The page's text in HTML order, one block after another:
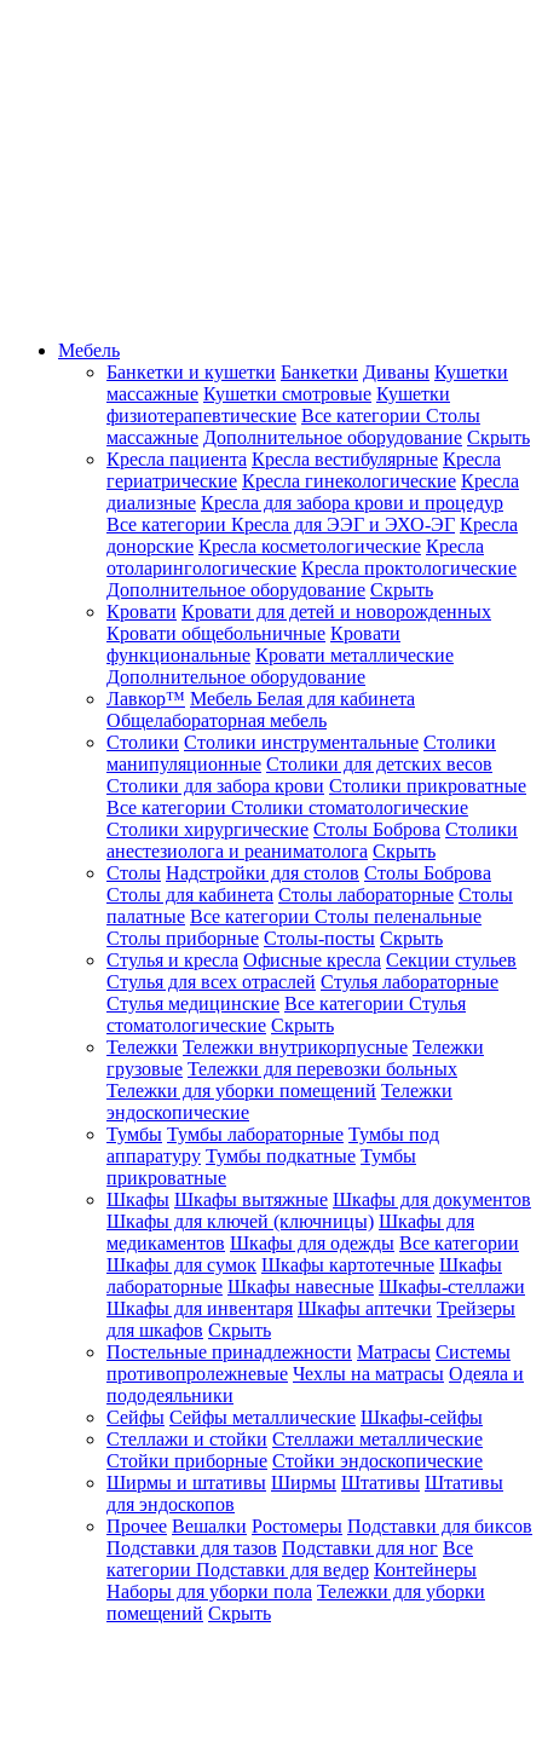
Мебель
Банкетки и кушетки Банкетки Диваны Кушетки
массажные Кушетки смотровые Кушетки
физиотерапевтические Все категории Столы
массажные Дополнительное оборудование Скрыть
Кресла пациента Кресла вестибулярные Кресла
гериатрические Кресла гинекологические Кресла
диализные Кресла для забора крови и процедур
Все категории Кресла для ЭЭГ и ЭХО-ЭГ Кресла
донорские Кресла косметологические Кресла
отоларингологические Кресла проктологические
Дополнительное оборудование Скрыть
Кровати Кровати для детей и новорожденных
Кровати общебольничные Кровати
функциональные Кровати металлические
Дополнительное оборудование
Лавкор™ Мебель Белая для кабинета
Общелабораторная мебель
Столики Столики инструментальные Столики
манипуляционные Столики для детских весов
Столики для забора крови Столики прикроватные
Все категории Столики стоматологические
Столики хирургические Столы Боброва Столики
анестезиолога и реаниматолога Скрыть
Столы Надстройки для столов Столы Боброва
Столы для кабинета Столы лабораторные Столы
палатные Все категории Столы пеленальные
Столы приборные Столы-посты Скрыть
Стулья и кресла Офисные кресла Секции стульев
Стулья для всех отраслей Стулья лабораторные
Стулья медицинские Все категории Стулья
стоматологические Скрыть
Тележки Тележки внутрикорпусные Тележки
грузовые Тележки для перевозки больных
Тележки для уборки помещений Тележки
эндоскопические
Тумбы Тумбы лабораторные Тумбы под
аппаратуру Тумбы подкатные Тумбы
прикроватные
Шкафы Шкафы вытяжные Шкафы для документов
Шкафы для ключей (ключницы) Шкафы для
медикаментов Шкафы для одежды Все категории
Шкафы для сумок Шкафы картотечные Шкафы
лабораторные Шкафы навесные Шкафы-стеллажи
Шкафы для инвентаря Шкафы аптечки Трейзеры
для шкафов Скрыть
Постельные принадлежности Матрасы Системы
противопролежневые Чехлы на матрасы Одеяла и
пододеяльники
Сейфы Сейфы металлические Шкафы-сейфы
Стеллажи и стойки Стеллажи металлические
Стойки приборные Стойки эндоскопические
Ширмы и штативы Ширмы Штативы Штативы
для эндоскопов
Прочее Вешалки Ростомеры Подставки для биксов
Подставки для тазов Подставки для ног Все
категории Подставки для ведер Контейнеры
Наборы для уборки пола Тележки для уборки
помещений Скрыть